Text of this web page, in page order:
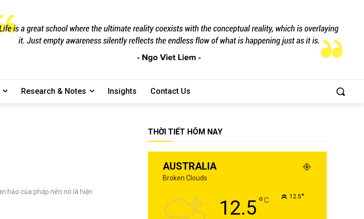
Research & Notes Insights Contact Us
THỜI TIẾT HÔM NAY
AUSTRALIA
Broken Clouds
12.5°C 12.5°